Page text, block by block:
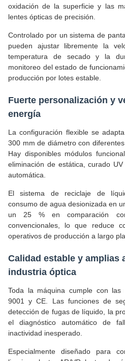
oxidación de la superficie y las
lentes ópticas de precisión.
Controlado por un sistema de
pueden ajustar libremente la
temperatura de secado y la
monitoreo del estado de
producción por lotes estable.
Fuerte personalización y
energía
La configuración flexible se
300 mm de diámetro con
Hay disponibles módulos
eliminación de estática, curado
automática.
El sistema de reciclaje de
consumo de agua desionizada en
un 25 % en comparación
convencionales, lo que reduce
operativos de producción a largo
Calidad estable y amplias
industria óptica
Toda la máquina cumple con las
9001 y CE. Las funciones de
detección de fugas de líquido, la
el diagnóstico automático de
inactividad inesperado.
Especialmente diseñado para